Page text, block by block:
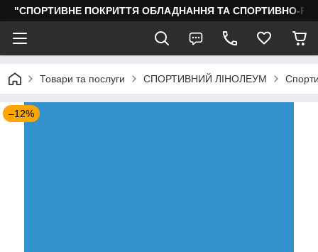
"СПОРТИВНЕ ПОКРИТТЯ ОБЛАДНАННЯ ТА СПОРТИВНО-
Товари та послуги СПОРТИВНИЙ ЛІНОЛЕУМ
–12%